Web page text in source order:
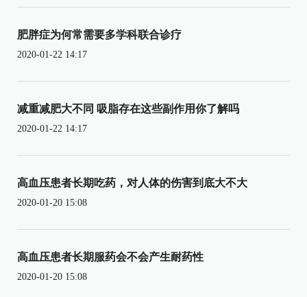
肥胖症为何常需要多学科联合诊疗
2020-01-22 14:17
减重减肥大不同 吸脂存在这些副作用你了解吗
2020-01-22 14:17
高血压患者长期吃药，对人体的伤害到底大不大
2020-01-20 15:08
高血压患者长期服药会不会产生耐药性
2020-01-20 15:08